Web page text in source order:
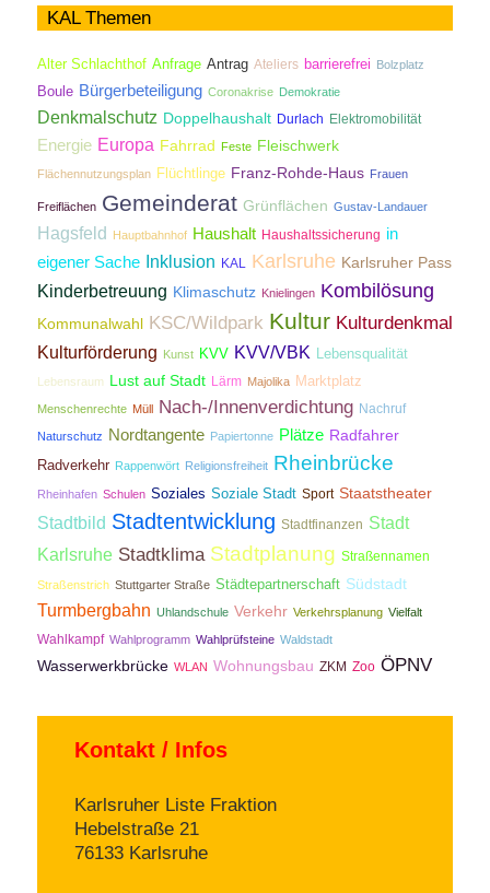
KAL Themen
Alter Schlachthof Anfrage Antrag Ateliers barrierefrei Bolzplatz
Boule Bürgerbeteiligung Coronakrise Demokratie
Denkmalschutz Doppelhaushalt Durlach Elektromobilität
Energie Europa Fahrrad Feste Fleischwerk
Flächennutzungsplan Flüchtlinge Franz-Rohde-Haus Frauen
Freiflächen Gemeinderat Grünflächen Gustav-Landauer
Hagsfeld Hauptbahnhof Haushalt Haushaltssicherung in
eigener Sache
Inklusion KAL Karlsruhe Karlsruher Pass
Kinderbetreuung Klimaschutz Knielingen Kombilösung
Kommunalwahl KSC/Wildpark Kultur Kulturdenkmal
Kulturförderung Kunst KVV KVV/VBK Lebensqualität
Lebensraum Lust auf Stadt Lärm Majolika Marktplatz
Menschenrechte Müll Nach-/Innenverdichtung Nachruf
Naturschutz Nordtangente Papiertonne Plätze Radfahrer
Radverkehr Rappenwört Religionsfreiheit Rheinbrücke
Rheinhafen Schulen Soziales Soziale Stadt Sport Staatstheater
Stadtbild Stadtentwicklung Stadtfinanzen Stadt
Karlsruhe Stadtklima Stadtplanung Straßennamen
Straßenstrich Stuttgarter Straße Städtepartnerschaft Südstadt
Turmbergbahn Uhlandschule Verkehr Verkehrsplanung Vielfalt
Wahlkampf Wahlprogramm Wahlprüfsteine Waldstadt
Wasserwerkbrücke WLAN Wohnungsbau ZKM Zoo ÖPNV
Kontakt / Infos
Karlsruher Liste Fraktion
Hebelstraße 21
76133 Karlsruhe